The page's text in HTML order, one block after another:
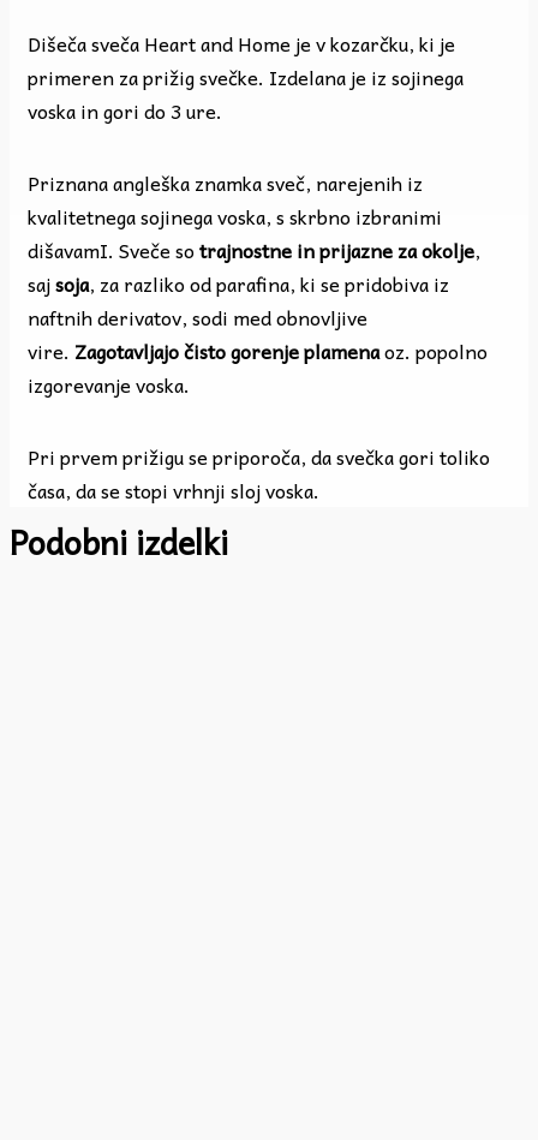
Dišeča sveča Heart and Home je v kozarčku, ki je
primeren za prižig svečke. Izdelana je iz sojinega
voska in gori do 3 ure.
Priznana angleška znamka sveč, narejenih iz
kvalitetnega sojinega voska, s skrbno izbranimi
dišavamI. Sveče sotrajnostne in prijazne za okolje,
sajsoja, za razliko od parafina, ki se pridobiva iz
naftnih derivatov, sodi med obnovljive
vire. Zagotavljajo čisto gorenje plamenaoz. popolno
izgorevanje voska.
Pri prvem prižigu se priporoča, da svečka gori toliko
časa, da se stopi vrhnji sloj voska.
Podobni izdelki